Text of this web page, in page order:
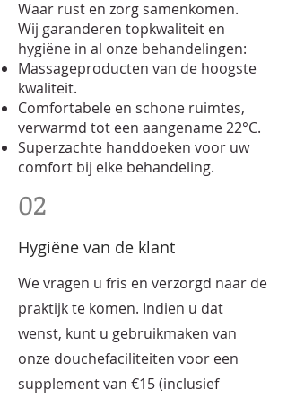
Waar rust en zorg samenkomen.
Wij garanderen topkwaliteit en
hygiëne in al onze behandelingen:
Massageproducten van de hoogste
kwaliteit.
Comfortabele en schone ruimtes,
verwarmd tot een aangename 22°C.
Superzachte handdoeken voor uw
comfort bij elke behandeling.
02
Hygiëne van de klant
We vragen u fris en verzorgd naar de
praktijk te komen. Indien u dat
wenst, kunt u gebruikmaken van
onze douchefaciliteiten voor een
supplement van €15 (inclusief